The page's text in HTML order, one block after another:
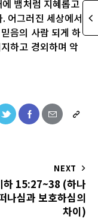
뱀처럼 지혜롭고
어그러진 세상에서
음의 사람 되게 하
하고 경외하며 악
NEXT
하 15:27~38 (하나
나심과 보호하심의
차이)